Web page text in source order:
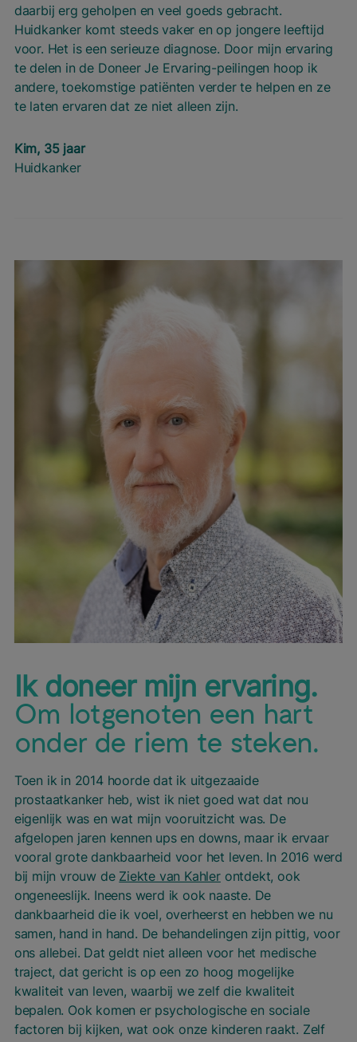
daarbij erg geholpen en veel goeds gebracht.
Huidkanker komt steeds vaker en op jongere leeftijd
voor. Het is een serieuze diagnose. Door mijn ervaring
te delen in de Doneer Je Ervaring-peilingen hoop ik
andere, toekomstige patiënten verder te helpen en ze
te laten ervaren dat ze niet alleen zijn.
Kim, 35 jaar
Huidkanker
Ik doneer mijn ervaring.
Om lotgenoten een hart
onder de riem te steken.
Toen ik in 2014 hoorde dat ik uitgezaaide
prostaatkanker heb, wist ik niet goed wat dat nou
eigenlijk was en wat mijn vooruitzicht was. De
afgelopen jaren kennen ups en downs, maar ik ervaar
vooral grote dankbaarheid voor het leven. In 2016 werd
bij mijn vrouw de Ziekte van Kahlerontdekt, ook
ongeneeslijk. Ineens werd ik ook naaste. De
dankbaarheid die ik voel, overheerst en hebben we nu
samen, hand in hand. De behandelingen zijn pittig, voor
ons allebei. Dat geldt niet alleen voor het medische
traject, dat gericht is op een zo hoog mogelijke
kwaliteit van leven, waarbij we zelf die kwaliteit
bepalen. Ook komen er psychologische en sociale
factoren bij kijken, wat ook onze kinderen raakt. Zelf